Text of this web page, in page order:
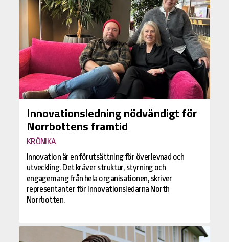
Innovationsledning nödvändigt för
Norrbottens framtid
KRÖNIKA
Innovation är en förutsättning för överlevnad och
utveckling. Det kräver struktur, styrning och
engagemang från hela organisationen, skriver
representanter för Innovationsledarna North
Norrbotten.